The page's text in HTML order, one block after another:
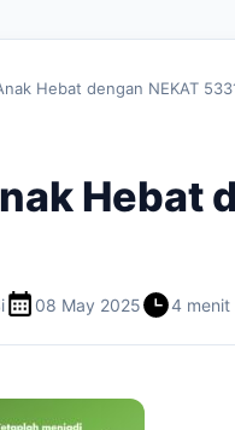
Hebat dengan NEKAT
Hebat
08 May 2025 4 menit